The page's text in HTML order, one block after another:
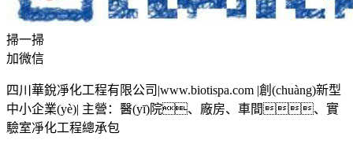
掃一掃
加微信
四川華銳凈化工程有限公司|www.biotispa.com |創(chuàng)新型
中小企業(yè)| 主營：醫(yī)院、廠房、車間、實
驗室凈化工程總承包